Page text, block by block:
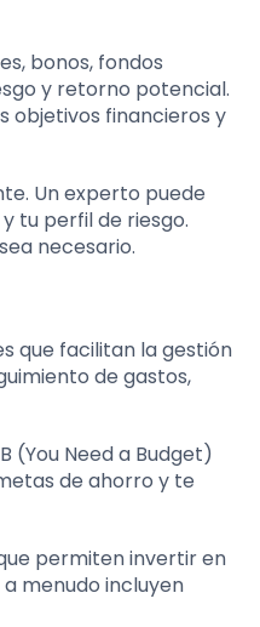
bonos, fondos
y retorno potencial.
objetivos financieros y
Un experto puede
tu perfil de riesgo.
necesario.
que facilitan la gestión
de gastos,
(You Need a Budget)
de ahorro y te
permiten invertir en
menudo incluyen